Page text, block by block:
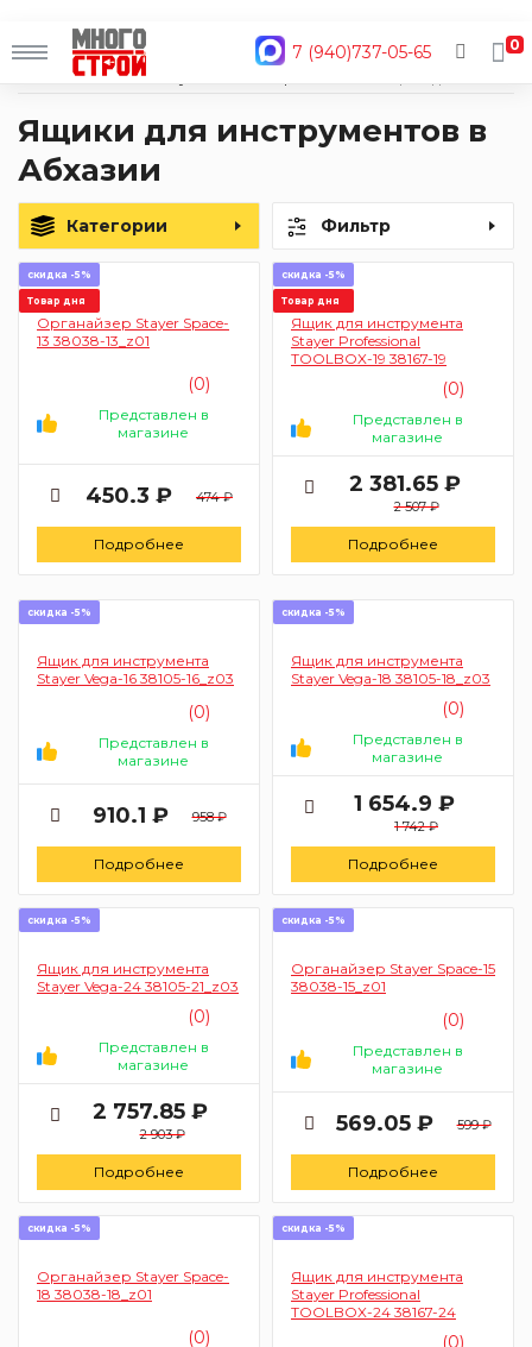
7 (940)737-05-65
0
Главная
Каталог
Ящики для инструментов в
Абхазии
Категории Фильтр
скидка -5%
Товар дня
Органайзер Stayer Space-
13 38038-13_z01
(0)
Представлен в
магазине
450.3 ₽ 474 ₽
Подробнее
скидка -5%
Товар дня
Ящик для инструмента
Stayer Professional
TOOLBOX-19 38167-19
(0)
Представлен в
магазине
2 381.65 ₽
2 507 ₽
Подробнее
скидка -5%
Ящик для инструмента
Stayer Vega-16 38105-16_z03
(0)
Представлен в
магазине
910.1 ₽ 958 ₽
Подробнее
скидка -5%
Ящик для инструмента
Stayer Vega-18 38105-18_z03
(0)
Представлен в
магазине
1 654.9 ₽
1 742 ₽
Подробнее
скидка -5%
Ящик для инструмента
Stayer Vega-24 38105-21_z03
(0)
Представлен в
магазине
2 757.85 ₽
2 903 ₽
Подробнее
скидка -5%
Органайзер Stayer Space-15
38038-15_z01
(0)
Представлен в
магазине
569.05 ₽ 599 ₽
Подробнее
скидка -5%
Органайзер Stayer Space-
18 38038-18_z01
(0)
скидка -5%
Ящик для инструмента
Stayer Professional
TOOLBOX-24 38167-24
(0)